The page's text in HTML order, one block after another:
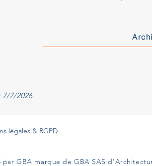
7/7/2026
légales & RGPD
par GBA marque de GBA SAS